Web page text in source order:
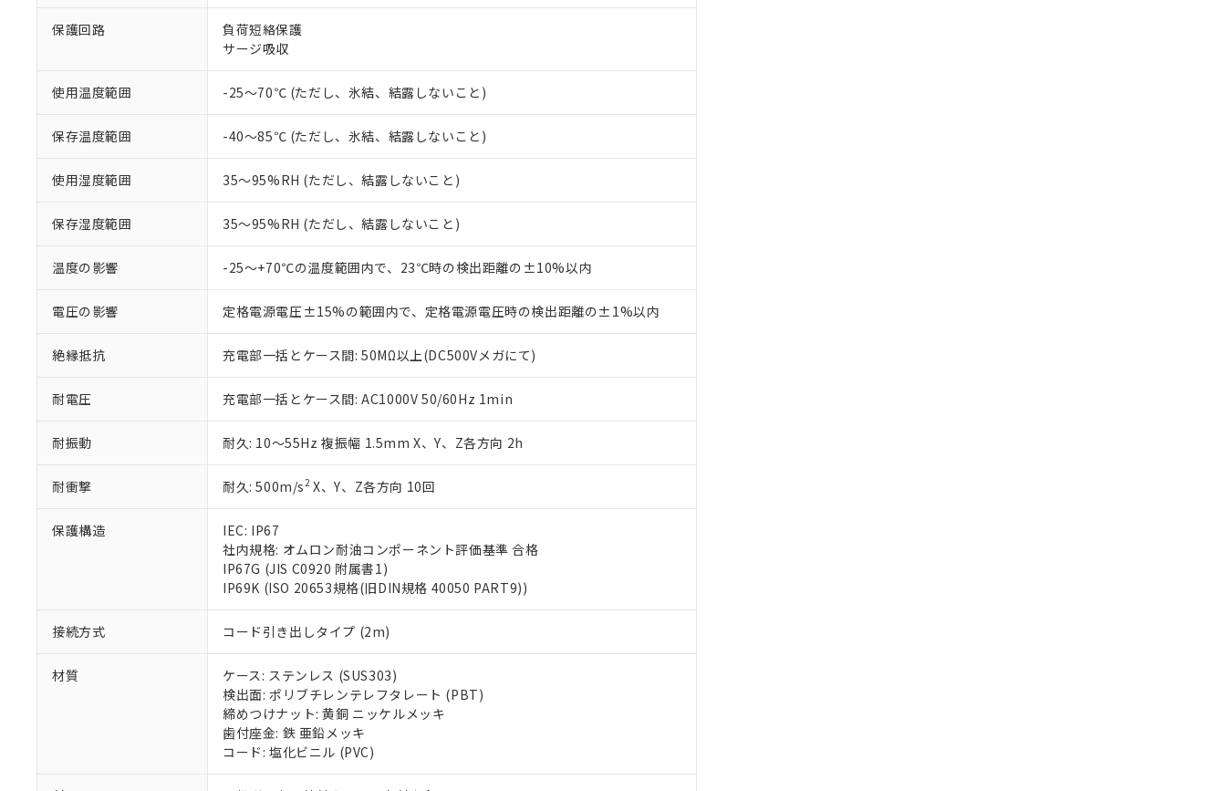
保護回路
負荷短絡保護
サージ吸収
使用温度範囲 -25～70℃ (ただし、氷結、結露しないこと)
保存温度範囲 -40～85℃ (ただし、氷結、結露しないこと)
使用湿度範囲 35～95%RH (ただし、結露しないこと)
保存湿度範囲 35～95%RH (ただし、結露しないこと)
温度の影響 -25～+70℃の温度範囲内で、23℃時の検出距離の±10%以内
電圧の影響 定格電源電圧±15%の範囲内で、定格電源電圧時の検出距離の±1%以内
絶縁抵抗 充電部一括とケース間: 50MΩ以上(DC500Vメガにて)
耐電圧 充電部一括とケース間: AC1000V 50/60Hz 1min
耐振動 耐久: 10～55Hz 複振幅 1.5mm X、Y、Z各方向 2h
耐衝撃 耐久: 500m/s2X、Y、Z各方向 10回
保護構造
IEC: IP67
社内規格: オムロン耐油コンポーネント評価基準 合格
IP67G (JIS C0920 附属書1)
IP69K (ISO 20653規格(旧DIN規格 40050 PART9))
接続方式 コード引き出しタイプ (2m)
材質
ケース: ステンレス (SUS303)
検出面: ポリブチレンテレフタレート (PBT)
締めつけナット: 黄銅 ニッケルメッキ
歯付座金: 鉄 亜鉛メッキ
コード: 塩化ビニル (PVC)
くものです。
当社制御機器事業取扱商品の中には、本サービスの対象外となる商品もあることをご了承ください。
在庫状況および標準価格照会結果は、記載している更新日時点での社内データに基づき作成されるも
い。
正式な納期状況および標準価格はお客様のお取引先、またはお客様担当のオムロン制御機器販売店・
当社販売員にご相談ください。
オムロン制御機器販売店や当社販売拠点は「販売ネットワーク
在庫状況および標準価格結果を当社の事前の承諾なく第三者に漏洩または開示しないようお願いしま
マイパーツ機能（部品リスト作成サービス）をご利用いただくには、I-Webメンバーズにご登録され
ている必要があります。
が、当社の製品・サービスに関するお客様との取引・商談に必要な範囲で利用することをご了承くだ
さい。
※当社の共同利用者とは、"個人情報の共同利用に関して"
いる法人を指します。
があります。
六価クロム(Cr(Ⅵ)) 1000ppm以下、ポリ臭化ビフェニル類(PBB) 1000ppm以下、ポリ臭化ジフェニルエーテル類(PBDE) 1000ppm以下、
フタル酸ビス(2-エチルヘキシル) (DEHP)(別名：DOP) 1000ppm以下、フタル酸ブチルベンジル（BBP） 1000ppm以下、フタル酸ジブチ
ル（DBP） 1000ppm以下、フタル酸ジイソブチル (DIBP) 1000ppm以下
但し、RoHS指令で産業用監視および制御機器に対する適用除外項目は除く。
フタル酸エステル類の４物質については閾値を超える意図的な使用がないことを確認しています。
※2 対応予定月
部品在庫の切り替え状況などにより、予定月が前後することがあります。
※3 非含有証明書ダウンロード
下記の非含有証明書をダウンロードすることができます。
EU RoHS指令（10物質）の非含有証明書
51物質の非含有証明書（当社基準）
また、RoHS指令のフタル酸エステル類４物質の対応では、対応完了までの期間は出荷製品に未対応品が
混在することから備考欄に対応日を記載しておりました。
り割愛しております。
「○」：最大均質材料含有率が中国RoHSの基準値以下であることを示します。
*中国RoHS10物質の基準値 (GB/T26572)：
Pb(鉛) :1000ppm、 Hg(水銀) : 1000ppm、 Cd(カドミウム) : 100ppm、
DBP(フタル酸ジブチル) : 1000ppm、 DIBP(フタル酸ジイソブチル) : 1000ppm、 BBP(フタル酸ブチルベンジル) : 1000ppm、
※2 環境保護使用期限
「ｅ」：有害物質（10物質）のすべてが基準値以下であることを示します。
「10」：通常の使用状況下において有害物質が外部に漏えいし、環境に深刻な影響を及ぼさない年数を意
「－」：未確認です。当社販売部門へお問い合わせください。
う）を輸出または国外への提供する場合は、日本国政府の輸出許可(または役務取引許可)を取得する
などの必要な手続きをとります。
ます。
当社は貴社製品を、核兵器、ミサイル、化学兵器、生物兵器またはその他武器並びにこれらの製造装
当社は、貴社製品を第三者に販売する場合は、上記1、2および3の内容を当該第三者に通知します。
また当社は、販売先および販売に係わる関係者が違法に輸出するおそれがある場合は、取り引きをい
たしません。
合意する
記
号
説明
○ 一定数以上の在庫あり
△ 一定数には満たないが在庫あり
－
在庫なし(最新の在庫状況については、お客様のお取引先、またはお客様担当のオムロン制御
機器販売店・当社販売員にご確認ください)
空
白
受注生産機種、また在庫状況の情報を公開していない機種